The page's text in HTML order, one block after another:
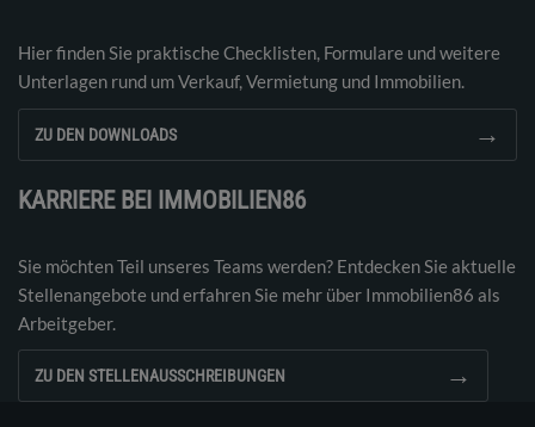
Hier finden Sie praktische Checklisten, Formulare und weitere
Unterlagen rund um Verkauf, Vermietung und Immobilien.
ZU DEN DOWNLOADS →
KARRIERE BEI IMMOBILIEN86
Sie möchten Teil unseres Teams werden? Entdecken Sie aktuelle
Stellenangebote und erfahren Sie mehr über Immobilien86 als
Arbeitgeber.
ZU DEN STELLENAUSSCHREIBUNGEN →